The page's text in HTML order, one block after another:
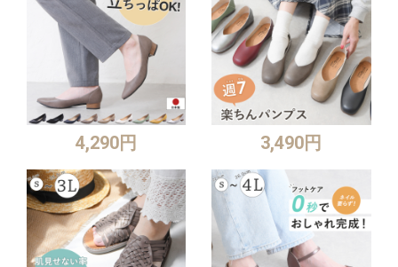
4,290円 3,490円